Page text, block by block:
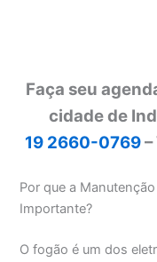
Faça seu
cidade de
19 2660-0769–
Por que a
Importante?
O fogão é um dos